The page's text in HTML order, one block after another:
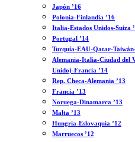
Japón ’16
Polonia-Finlandia ’16
Italia-Estados Unidos-Suiza
Portugal ’14
Turquía-EAU-Qatar-
Alemania-Italia-Ciudad del
Unido)-Francia ’14
Rep. Checa-Alemania ’13
Francia ’13
Noruega-Dinamarca ’13
Malta ’13
Hungría-Eslovaquia ’12
Marruecos ’12